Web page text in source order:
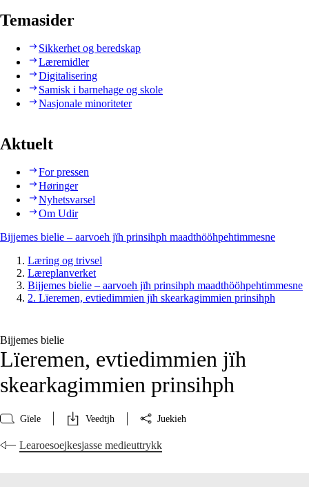
Temasider
Sikkerhet og beredskap
Læremidler
Digitalisering
Samisk i barnehage og skole
Nasjonale minoriteter
Aktuelt
For pressen
Høringer
Nyhetsvarsel
Om Udir
Bijjemes bielie – aarvoeh jïh prinsihph maadthööhpehtimmesne
Læring og trivsel
Læreplanverket
Bijjemes bielie – aarvoeh jïh prinsihph maadthööhpehtimmesne
2. Lïeremen, evtiedimmien jïh skearkagimmien prinsihph
Bijjemes bielie
Lïeremen, evtiedimmien jïh
skearkagimmien prinsihph
Gïele Veedtjh Juekieh
Learoesoejkesjasse medieuttrykk